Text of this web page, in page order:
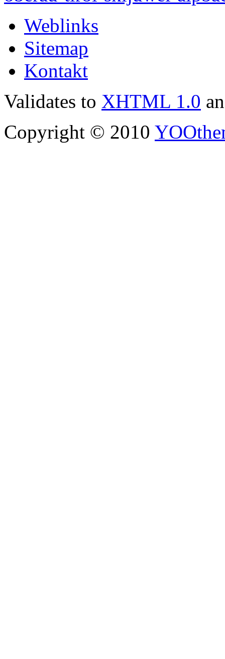
Weblinks
Sitemap
Kontakt
Validates to XHTML 1.0
Copyright © 2010